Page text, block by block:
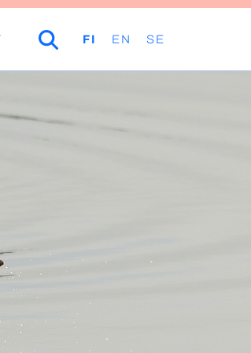
HAKU
FI EN SE